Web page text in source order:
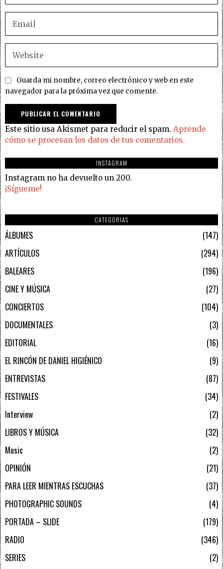
Guarda mi nombre, correo electrónico y web en este
navegador para la próxima vez que comente.
Este sitio usa Akismet para reducir el spam. Aprende
cómo se procesan los datos de tus comentarios.
INSTAGRAM
Instagram no ha devuelto un 200.
¡Sígueme!
CATEGORIAS
ÁLBUMES
147
ARTÍCULOS
294
BALEARES
196
CINE Y MÚSICA
27
CONCIERTOS
104
DOCUMENTALES
3
EDITORIAL
16
EL RINCÓN DE DANIEL HIGIÉNICO
9
ENTREVISTAS
87
FESTIVALES
34
Interview
2
LIBROS Y MÚSICA
32
Music
2
OPINIÓN
21
PARA LEER MIENTRAS ESCUCHAS
37
PHOTOGRAPHIC SOUNDS
4
PORTADA – SLIDE
179
RADIO
346
SERIES
2